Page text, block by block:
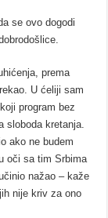
se ovo dogodi
prema
U ćeliji sam
program bez
sloboda kretanja.
ako ne budem
oči sa tim Srbima
nažao – kaže
nije kriv za ono